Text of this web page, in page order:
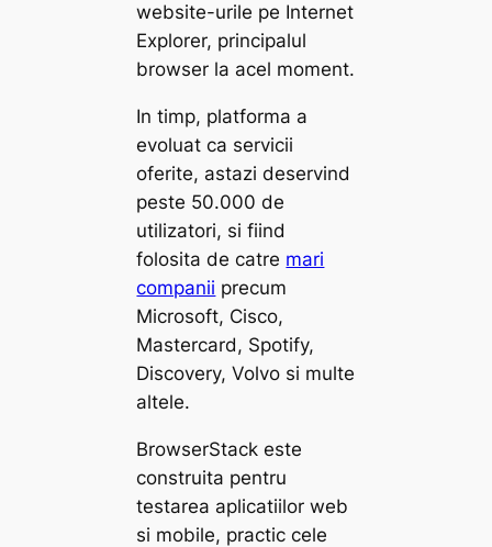
website-urile pe Internet
Explorer, principalul
browser la acel moment.
In timp, platforma a
evoluat ca servicii
oferite, astazi deservind
peste 50.000 de
utilizatori, si fiind
folosita de catre mari
companii precum
Microsoft, Cisco,
Mastercard, Spotify,
Discovery, Volvo si multe
altele.
BrowserStack este
construita pentru
testarea aplicatiilor web
si mobile, practic cele